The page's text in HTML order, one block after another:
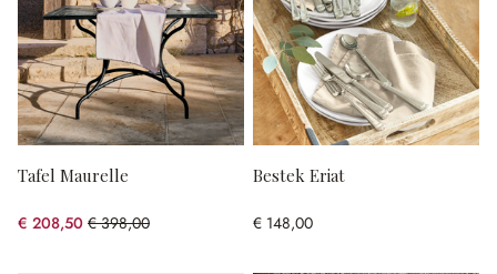
Tafel Maurelle
€ 208,50 € 398,00
(47.61% gespart)
Bestek Eriat
€ 148,00